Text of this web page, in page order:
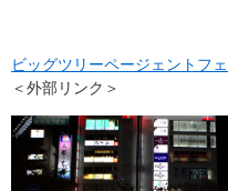
ビッグツリーページェントフ
＜外部リンク＞